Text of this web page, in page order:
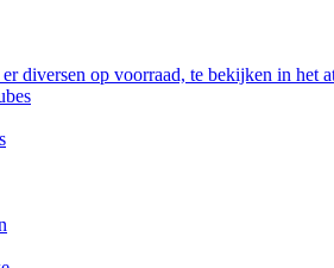
diversen op voorraad, te bekijken in het